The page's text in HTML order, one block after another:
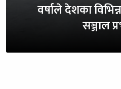
वर्षाले देशका
सञ्जाल